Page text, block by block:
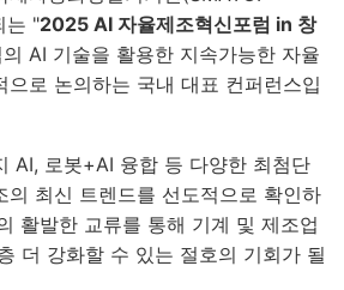
는 "2025 AI 자율제조혁신포럼 in 창
AI 기술을 활용한 지속가능한 자율
으로 논의하는 국내 대표 컨퍼런스입
AI, 로봇+AI 융합 등 다양한 최첨단
의 최신 트렌드를 선도적으로 확인하
활발한 교류를 통해 기계 및 제조업
더 강화할 수 있는 절호의 기회가 될